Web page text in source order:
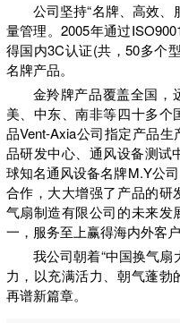
公司坚持“名牌、高效
量管理。2005年通过
得国内3C认证(共，50多个
名牌产品。
金羚牌产品覆盖全国，
美、中东、南非等四十多
品Vent-Axia公司指定产品
品研发中心、通风设备测试
球知名通风设备名牌M.Y公
合作，大大增强了产品的研
气扇制造有限公司的未来发
一，服务至上赢得海内外客户
我公司朝着“中国换气
力，以充满活力、朝气蓬勃
再谱新篇章。